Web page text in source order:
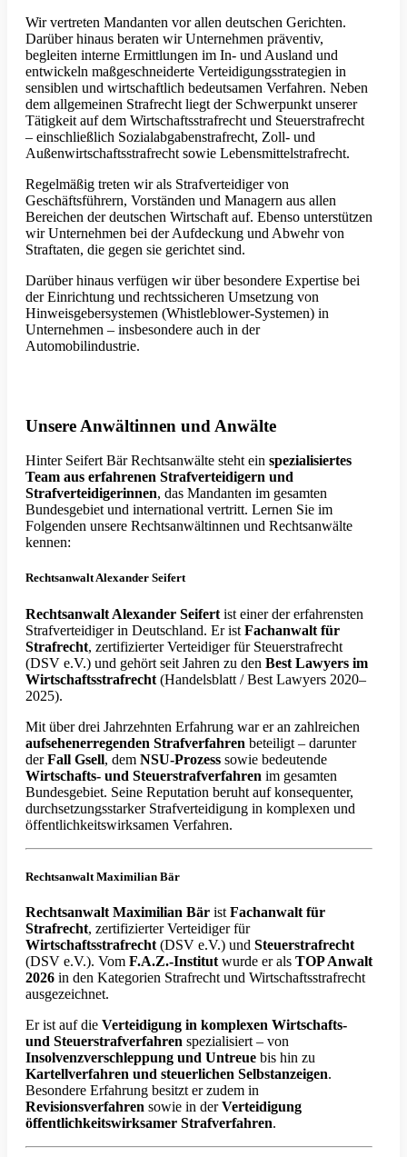
Wir vertreten Mandanten vor allen deutschen Gerichten.
Darüber hinaus beraten wir Unternehmen präventiv,
begleiten interne Ermittlungen im In- und Ausland und
entwickeln maßgeschneiderte Verteidigungsstrategien in
sensiblen und wirtschaftlich bedeutsamen Verfahren. Neben
dem allgemeinen Strafrecht liegt der Schwerpunkt unserer
Tätigkeit auf dem Wirtschaftsstrafrecht und Steuerstrafrecht
– einschließlich Sozialabgabenstrafrecht, Zoll- und
Außenwirtschaftsstrafrecht sowie Lebensmittelstrafrecht.
Regelmäßig treten wir als Strafverteidiger von
Geschäftsführern, Vorständen und Managern aus allen
Bereichen der deutschen Wirtschaft auf. Ebenso unterstützen
wir Unternehmen bei der Aufdeckung und Abwehr von
Straftaten, die gegen sie gerichtet sind.
Darüber hinaus verfügen wir über besondere Expertise bei
der Einrichtung und rechtssicheren Umsetzung von
Hinweisgebersystemen (Whistleblower-Systemen) in
Unternehmen – insbesondere auch in der
Automobilindustrie.
Unsere Anwältinnen und Anwälte
Hinter Seifert Bär Rechtsanwälte steht ein spezialisiertes
Team aus erfahrenen Strafverteidigern und
Strafverteidigerinnen, das Mandanten im gesamten
Bundesgebiet und international vertritt. Lernen Sie im
Folgenden unsere Rechtsanwältinnen und Rechtsanwälte
kennen:
Rechtsanwalt Alexander Seifert
Rechtsanwalt Alexander Seifert ist einer der erfahrensten
Strafverteidiger in Deutschland. Er ist Fachanwalt für
Strafrecht, zertifizierter Verteidiger für Steuerstrafrecht
(DSV e.V.) und gehört seit Jahren zu den Best Lawyers im
Wirtschaftsstrafrecht (Handelsblatt / Best Lawyers 2020–
2025).
Mit über drei Jahrzehnten Erfahrung war er an zahlreichen
aufsehenerregenden Strafverfahren beteiligt – darunter
derFall Gsell, dem NSU-Prozess sowie bedeutende
Wirtschafts- und Steuerstrafverfahren im gesamten
Bundesgebiet. Seine Reputation beruht auf konsequenter,
durchsetzungsstarker Strafverteidigung in komplexen und
öffentlichkeitswirksamen Verfahren.
Rechtsanwalt Maximilian Bär
Rechtsanwalt Maximilian Bär ist Fachanwalt für
Strafrecht, zertifizierter Verteidiger für
Wirtschaftsstrafrecht (DSV e.V.) und Steuerstrafrecht
(DSV e.V.). Vom F.A.Z.-Institut wurde er als TOP Anwalt
2026 in den Kategorien Strafrecht und Wirtschaftsstrafrecht
ausgezeichnet.
Er ist auf die Verteidigung in komplexen Wirtschafts-
und Steuerstrafverfahren spezialisiert – von
Insolvenzverschleppung und Untreue bis hin zu
Kartellverfahren und steuerlichen Selbstanzeigen.
Besondere Erfahrung besitzt er zudem in
Revisionsverfahren sowie in derVerteidigung
öffentlichkeitswirksamer Strafverfahren.